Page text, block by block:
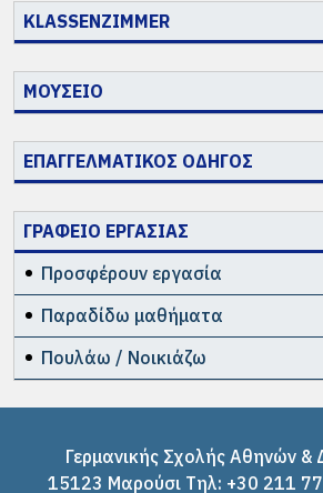
KLASSENZIMMER
ΜΟΥΣΕΙΟ
ΕΠΑΓΓΕΛΜΑΤΙΚΟΣ ΟΔΗΓΟΣ
ΓΡΑΦΕΙΟ ΕΡΓΑΣΙΑΣ
Προσφέρουν εργασία
Παραδίδω μαθήματα
Πουλάω / Νοικιάζω
Γερμανικής Σχολής Αθηνών &
15123 Μαρούσι Tηλ: +30 211